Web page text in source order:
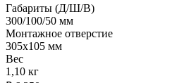
Габариты (Д/Ш/В)
300/100/50 мм
Монтажное отверстие
305x105 мм
Вес
1,10 кг